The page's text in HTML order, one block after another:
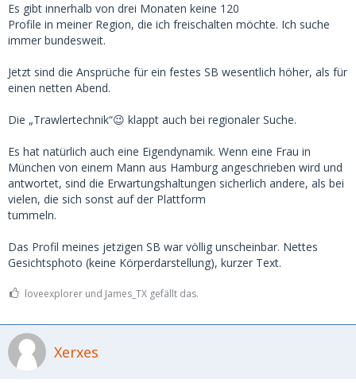
Es gibt innerhalb von drei Monaten keine 120
Profile in meiner Region, die ich freischalten möchte. Ich suche
immer bundesweit.
Jetzt sind die Ansprüche für ein festes SB wesentlich höher, als für
einen netten Abend.
Die „Trawlertechnik“😉 klappt auch bei regionaler Suche.
Es hat natürlich auch eine Eigendynamik. Wenn eine Frau in
München von einem Mann aus Hamburg angeschrieben wird und
antwortet, sind die Erwartungshaltungen sicherlich andere, als bei
vielen, die sich sonst auf der Plattform
tummeln.
Das Profil meines jetzigen SB war völlig unscheinbar. Nettes
Gesichtsphoto (keine Körperdarstellung), kurzer Text.
loveexplorer und James_TX gefällt das.
Xerxes